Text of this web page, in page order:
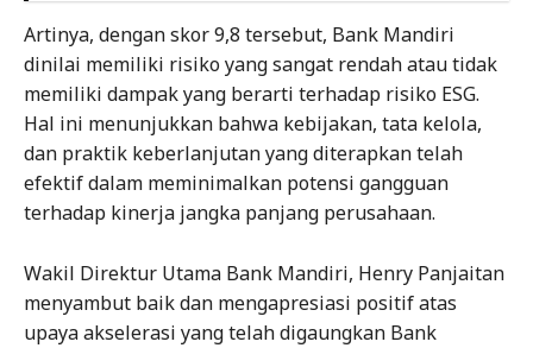
Artinya, dengan skor 9,8 tersebut, Bank Mandiri
dinilai memiliki risiko yang sangat rendah atau tidak
memiliki dampak yang berarti terhadap risiko ESG.
Hal ini menunjukkan bahwa kebijakan, tata kelola,
dan praktik keberlanjutan yang diterapkan telah
efektif dalam meminimalkan potensi gangguan
terhadap kinerja jangka panjang perusahaan.
Wakil Direktur Utama Bank Mandiri, Henry Panjaitan
menyambut baik dan mengapresiasi positif atas
upaya akselerasi yang telah digaungkan Bank